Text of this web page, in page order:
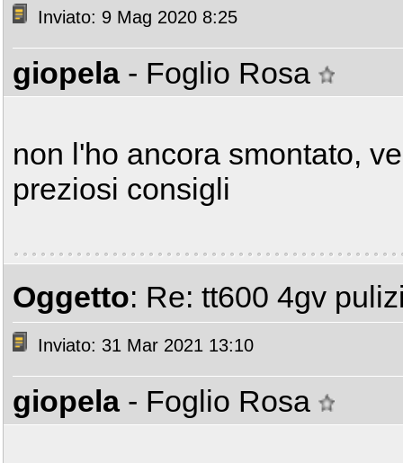
Inviato: 9 Mag 2020 8:25
giopela - Foglio Rosa
non l'ho ancora smontato,
preziosi consigli
Oggetto: Re: tt600 4gv
Inviato: 31 Mar 2021 13:10
giopela - Foglio Rosa